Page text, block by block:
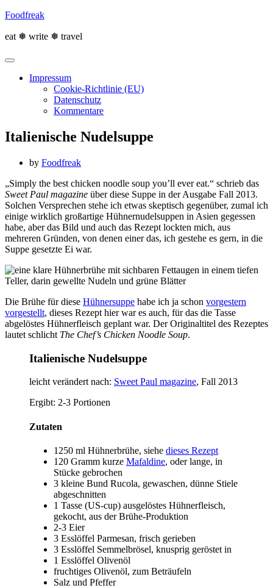
Skip
content
Foodfreak
eat ❅ write ❅ travel
Impressum
Cookie-Richtlinie (EU)
Datenschutz
Kommentare
Italienische Nudelsuppe
by Foodfreak
„Simply the best chicken noodle soup you’ll ever eat.“ schrieb das
Sweet Paul magazine über diese Suppe in der Ausgabe Fall 2013.
Solchen Versprechen stehe ich etwas skeptisch gegenüber, zumal ich
einige wirklich großartige Hühnernudelsuppen in Asien gegessen
habe, aber das Bild und auch das Rezept lockten mich, aus
mehreren Gründen, von denen einer das, ich gestehe es gern, in die
Suppe gesetzte Ei war.
Die Brühe für diese Hühnersuppe habe ich ja schon vorgestern
vorgestellt, dieses Rezept hier war es auch, für das die Tasse
abgelöstes Hühnerfleisch geplant war. Der Originaltitel des Rezeptes
lautet schlicht The Chef’s Chicken Noodle Soup.
Italienische Nudelsuppe
leicht verändert nach: Sweet Paul magazine, Fall 2013
Ergibt: 2-3 Portionen
Zutaten
1250 ml Hühnerbrühe, siehe dieses Rezept
120 Gramm kurze Mafaldine, oder lange, in
Stücke gebrochen
3 kleine Bund Rucola, gewaschen, dünne Stiele
abgeschnitten
1 Tasse (US-cup) ausgelöstes Hühnerfleisch,
gekocht, aus der Brühe-Produktion
2-3 Eier
3 Esslöffel Parmesan, frisch gerieben
3 Esslöffel Semmelbrösel, knusprig geröstet in
1 Esslöffel Olivenöl
fruchtiges Olivenöl, zum Beträufeln
Salz und Pfeffer